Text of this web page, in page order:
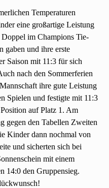
Temperaturen
eine großartige Leistung
Doppel im Champions Tie-
gaben und ihre erste
Saison mit 11:3 für sich
nach den Sommerferien
ihre gute Leistung
Spielen und festigte mit 11:3
auf Platz 1. Am
gegen den Tabellen Zweiten
Kinder dann nochmal von
und sicherten sich bei
mit einem
14:0 den Gruppensieg.